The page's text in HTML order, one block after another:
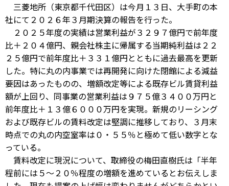
三菱地所（東京都千代田区）は今月１３日、大手町の本
社にて２０２６年３月期決算の報告を行った。
２０２５年度の実績は営業利益が３２９７億円で前年度
比＋２０４億円、親会社株主に帰属する当期純利益は２２
２５億円で前年度比＋３３１億円とともに過去最高を更新
した。特に丸の内事業では再開発に向けた閉館による減益
要因はあったものの、増額改定等による既存ビル賃貸利益
額が上回り、同事業の営業利益は９７５億３４００万円と
前年度比＋１３億６０００万円を実現。新規のリーシング
および既存ビルの賃料改定は堅調に推移しており、３月末
時点での丸の内空室率は０・５５％と極めて低い数字とな
っている。
賃料改定に現況について、取締役の梅田直樹氏は「半年
程前には５～２０％程度の増額を進めているとお伝えしま